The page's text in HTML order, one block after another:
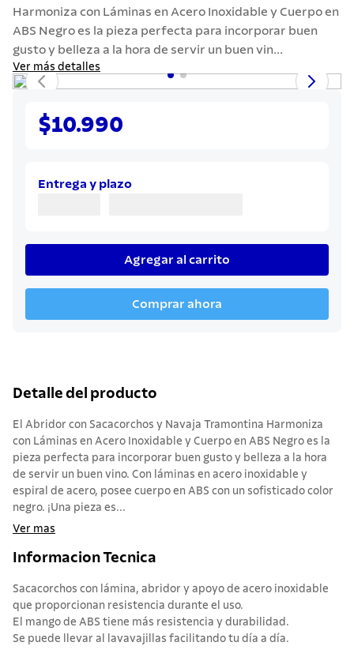
Harmoniza con Láminas en Acero Inoxidable y Cuerpo en
ABS Negro es la pieza perfecta para incorporar buen
gusto y belleza a la hora de servir un buen vin...
Ver más detalles
$10.990
Entrega y plazo
Agregar al carrito
Comprar ahora
Detalle del producto
El Abridor con Sacacorchos y Navaja Tramontina Harmoniza
con Láminas en Acero Inoxidable y Cuerpo en ABS Negro es la
pieza perfecta para incorporar buen gusto y belleza a la hora
de servir un buen vino. Con láminas en acero inoxidable y
espiral de acero, posee cuerpo en ABS con un sofisticado color
negro. ¡Una pieza es...
Ver mas
Informacion Tecnica
Sacacorchos con lámina, abridor y apoyo de acero inoxidable
que proporcionan resistencia durante el uso.
El mango de ABS tiene más resistencia y durabilidad.
Se puede llevar al lavavajillas facilitando tu día a día.
7.
442
.
solar
9.
cuchillo